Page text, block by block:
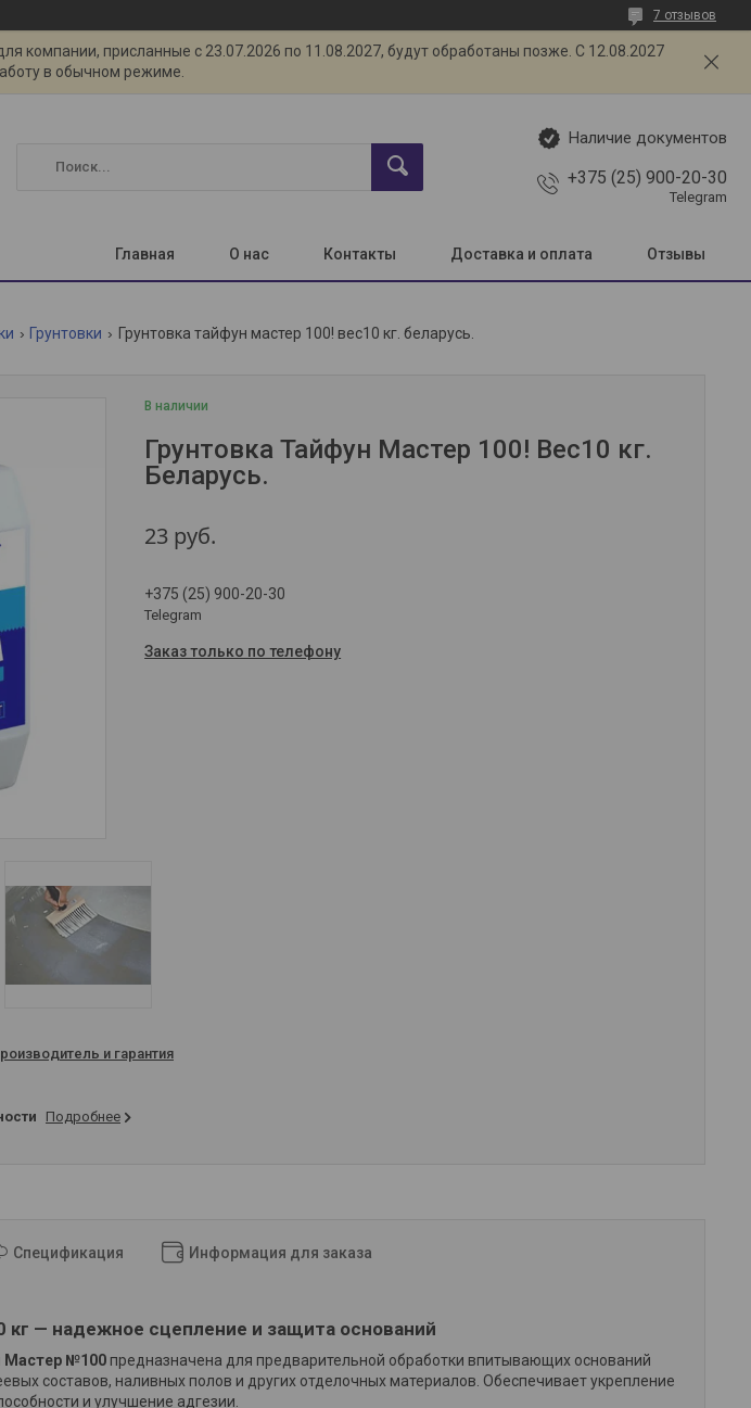
7 отзывов
компании, присланные с 23.07.2026 по 11.08.2027, будут обработаны позже. С 12.08.2027
в обычном режиме.
Наличие документов
+375 (25) 900-20-30
Telegram
Главная О нас Контакты Доставка и оплата Отзывы
Грунтовки Грунтовка тайфун мастер 100! вес10 кг. беларусь.
В наличии
Грунтовка Тайфун Мастер 100! Вес10 кг.
Беларусь.
23 руб.
+375 (25) 900-20-30
Telegram
Заказ только по телефону
и гарантия
Подробнее
Спецификация Информация для заказа
кг — надежное сцепление и защита оснований
Мастер №100 предназначена для предварительной обработки впитывающих оснований
составов, наливных полов и других отделочных материалов. Обеспечивает укрепление
и улучшение адгезии.